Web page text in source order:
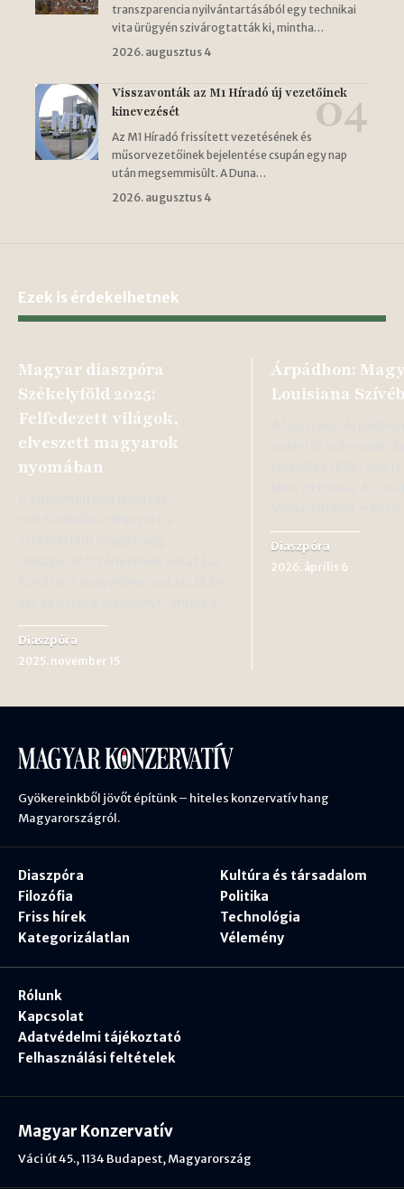
transzparencia nyilvántartásából egy technikai
vita ürügyén szivárogtatták ki, mintha…
2026. augusztus 4
Visszavonták az M1 Híradó új vezetőinek
kinevezését
Az M1 Híradó frissített vezetésének és
műsorvezetőinek bejelentése csupán egy nap
után megsemmisült. A Duna…
2026. augusztus 4
Ezek is érdekelhetnek
Magyar diaszpóra
Székelyföld 2025:
Felfedezett világok,
elveszett magyarok
nyomában
Diaszpóra
2025. november 15
Árpádhon:
Louisiana
Diaszpóra
2026. április 6
Gyökereinkből jövőt építünk – hiteles konzervatív hang
Magyarországról.
Diaszpóra
Filozófia
Friss hírek
Kategorizálatlan
Kultúra és társadalom
Politika
Technológia
Vélemény
Rólunk
Kapcsolat
Adatvédelmi tájékoztató
Felhasználási feltételek
Magyar Konzervatív
Váci út 45., 1134 Budapest, Magyarország